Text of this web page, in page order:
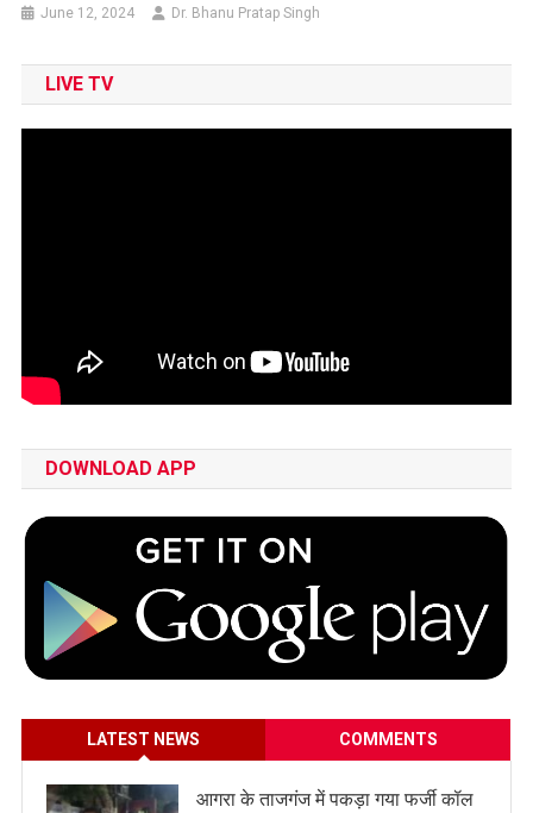
June 12, 2024 Dr. Bhanu Pratap Singh
LIVE TV
DOWNLOAD APP
LATEST NEWS COMMENTS
आगरा के ताजगंज में पकड़ा गया फर्जी कॉल